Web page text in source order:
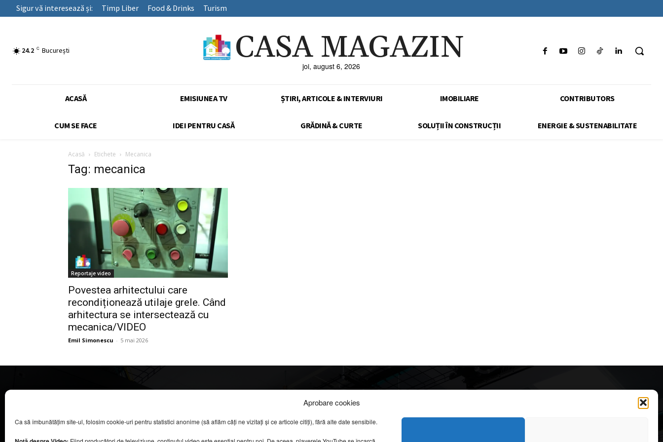
Aprobare cookies
Ca să îmbunătățim site-ul, folosim cookie-uri pentru statistici anonime (să aflăm câți ne vizitați și ce articole citiți), fără alte date sensibile.
Sigur vă interesează și: Timp Liber Food & Drinks Turism
24.2 C București CASA MAGAZIN
joi, august 6, 2026
ACASĂ EMISIUNEA TV ȘTIRI, ARTICOLE & INTERVIURI IMOBILIARE CONTRIBUTORS
CUM SE FACE IDEI PENTRU CASĂ GRĂDINĂ & CURTE SOLUȚII ÎN CONSTRUCȚII ENERGIE & SUSTENABILITATE
Acasă Etichete Mecanica
Tag: mecanica
Reportaje video
Povestea arhitectului care
recondiționează utilaje grele. Când
arhitectura se intersectează cu
mecanica/VIDEO
Emil Simonescu - 5 mai 2026
COOL MEDIA BROADCASTING & EVENTS SRL.
Toate drepturile rezervate.
Info
DESPRE NOI
apreciate
Marile aeroporturi spectaculoase